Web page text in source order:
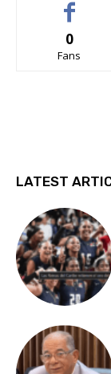
0
Fans
LATEST